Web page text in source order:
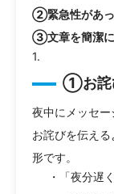
②緊急性があっ
③文章を簡潔
①お詫
夜中にメッセ
お詫びを伝え
形です。
・「夜分遅